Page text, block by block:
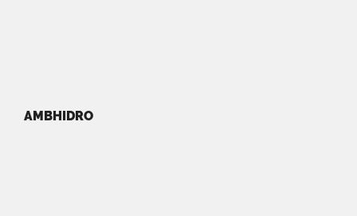
AMBHIDRO